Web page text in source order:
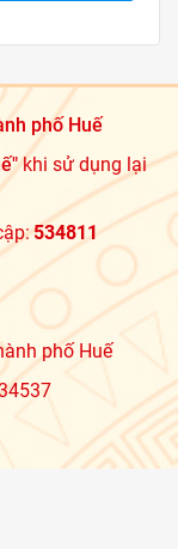
phố Huế
khi sử dụng lại
534811
phố Huế